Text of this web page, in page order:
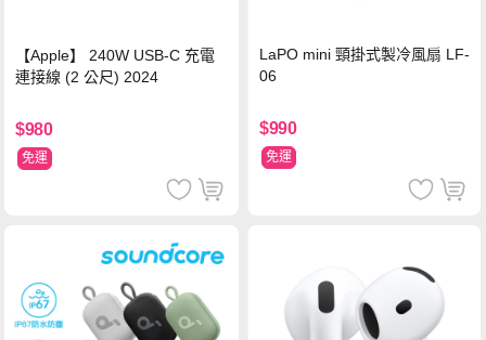
【Apple】 240W USB-C 充電
連接線 (2 公尺) 2024
$980
免運
LaPO mini 頸掛式製冷風扇 LF-
06
$990
免運